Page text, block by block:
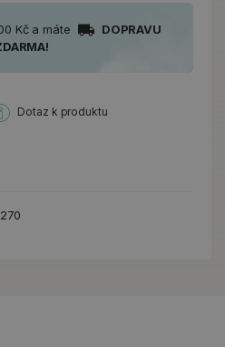
Kč a máte
DOPRAVU
Dotaz k produktu